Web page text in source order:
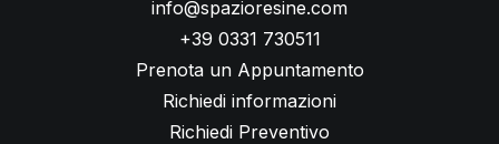
info@spazioresine.com
+39 0331 730511
Prenota un Appuntamento
Richiedi informazioni
Richiedi Preventivo